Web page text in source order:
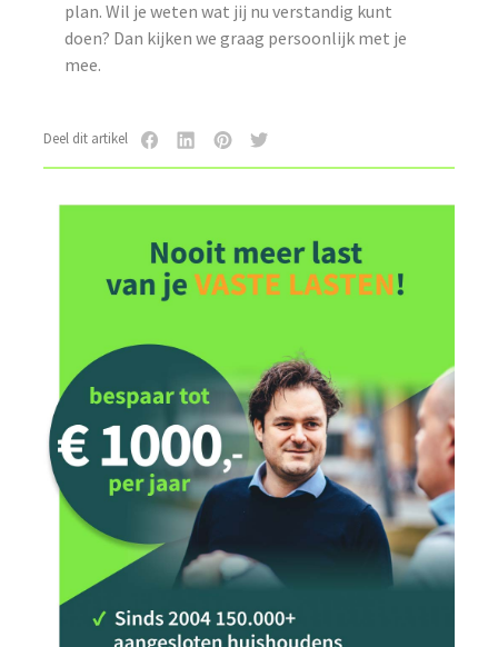
plan. Wil je weten wat jij nu verstandig kunt
doen? Dan kijken we graag persoonlijk met je
mee.
Deel dit artikel